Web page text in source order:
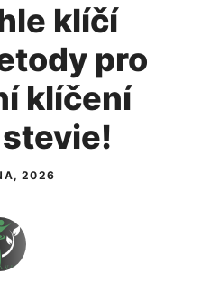
klíčí
pro
klíčení
2026